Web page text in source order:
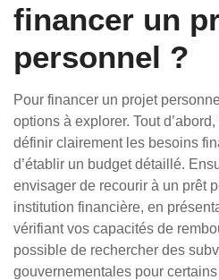
financer un
personnel ?
Pour financer un projet
options à explorer. Tout
définir clairement les besoins
d’établir un budget détaillé.
envisager de recourir à un prêt
institution financière, en
vérifiant vos capacités de
possible de rechercher des
gouvernementales pour